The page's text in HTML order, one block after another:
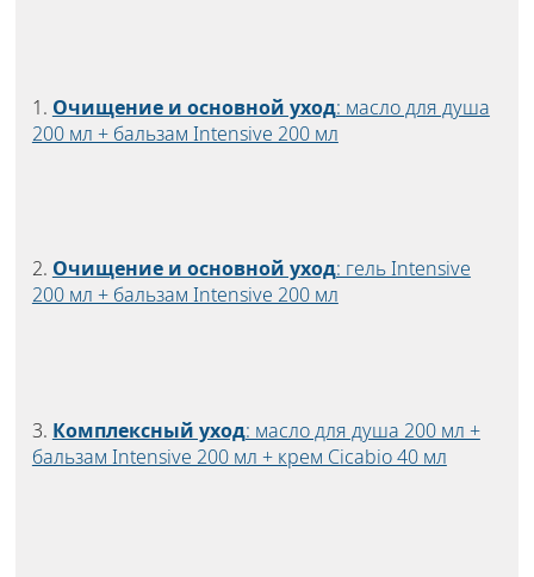
1. Очищение и основной уход: масло для душа
200 мл + бальзам Intensive 200 мл
2. Очищение и основной уход: гель Intensive
200 мл + бальзам Intensive 200 мл
3. Комплексный уход: масло для душа 200 мл +
бальзам Intensive 200 мл + крем Cicabio 40 мл